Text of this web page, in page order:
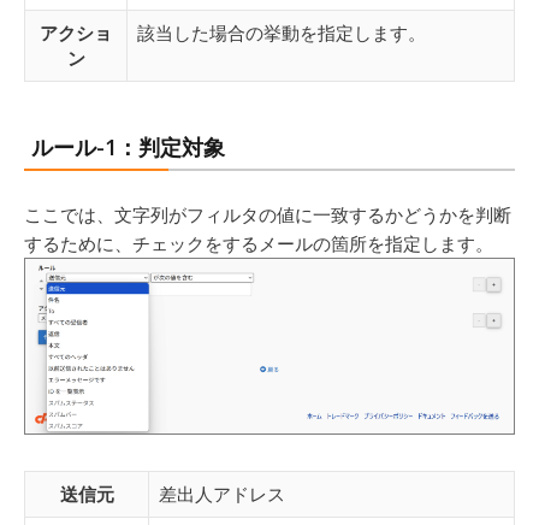
アクショ
ン
該当した場合の挙動を指定します。
ルール-1：判定対象
ここでは、文字列がフィルタの値に一致するかどうかを判断
するために、チェックをするメールの箇所を指定します。
送信元
差出人アドレス